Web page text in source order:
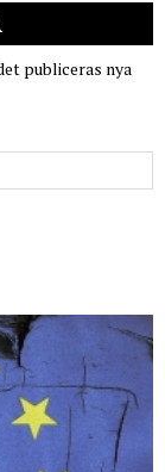
publiceras nya